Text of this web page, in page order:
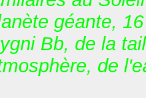
géante,
Bb, de la
de